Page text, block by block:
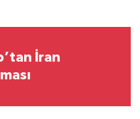
İran